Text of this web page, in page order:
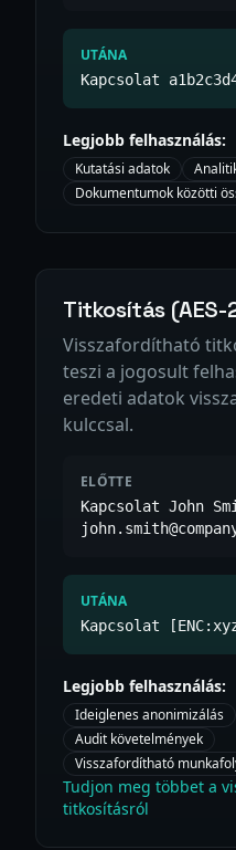
UTÁNA
Kapcsolat
Legjobb felhasználás:
Kutatási adatok
Dokumentumok közötti
Titkosítás (AES-
Visszafordítható
teszi a jogosult
eredeti adatok
kulccsal.
ELŐTTE
Kapcsolat John
UTÁNA
Kapcsolat
Legjobb felhasználás:
Ideiglenes anonimizálás
Audit követelmények
Visszafordítható
Tudjon meg többet a
titkosításról